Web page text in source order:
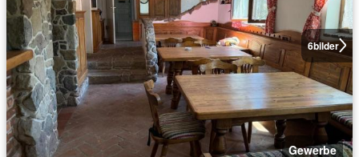
6bilder
Gewerbe